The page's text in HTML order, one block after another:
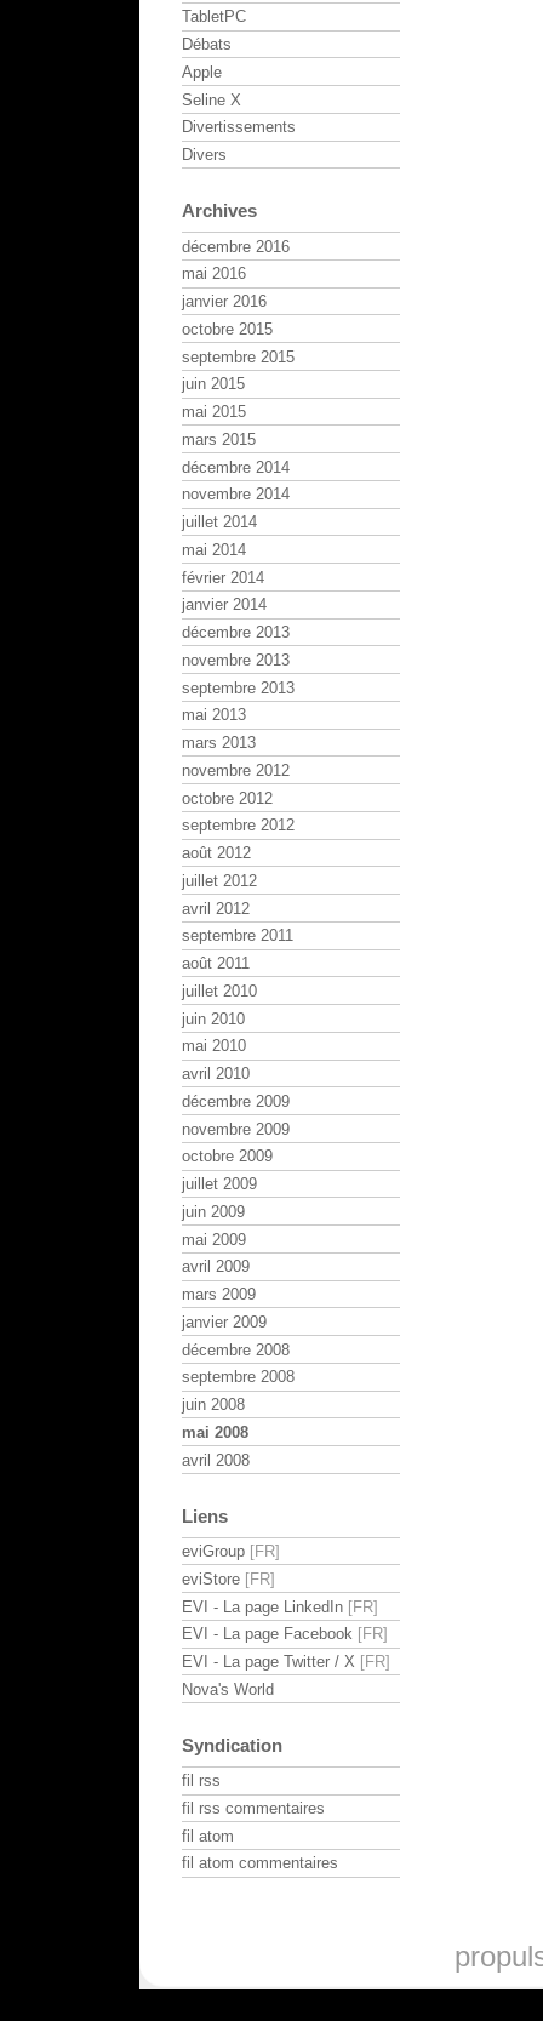
TabletPC
Débats
Apple
Seline X
Divertissements
Divers
Archives
décembre 2016
mai 2016
janvier 2016
octobre 2015
septembre 2015
juin 2015
mai 2015
mars 2015
décembre 2014
novembre 2014
juillet 2014
mai 2014
février 2014
janvier 2014
décembre 2013
novembre 2013
septembre 2013
mai 2013
mars 2013
novembre 2012
octobre 2012
septembre 2012
août 2012
juillet 2012
avril 2012
septembre 2011
août 2011
juillet 2010
juin 2010
mai 2010
avril 2010
décembre 2009
novembre 2009
octobre 2009
juillet 2009
juin 2009
mai 2009
avril 2009
mars 2009
janvier 2009
décembre 2008
septembre 2008
juin 2008
mai 2008
avril 2008
Liens
eviGroup
eviStore
EVI - La page LinkedIn
EVI - La page Facebook
EVI - La page Twitter / X
Nova's World
Syndication
fil rss
fil rss commentaires
fil atom
fil atom commentaires